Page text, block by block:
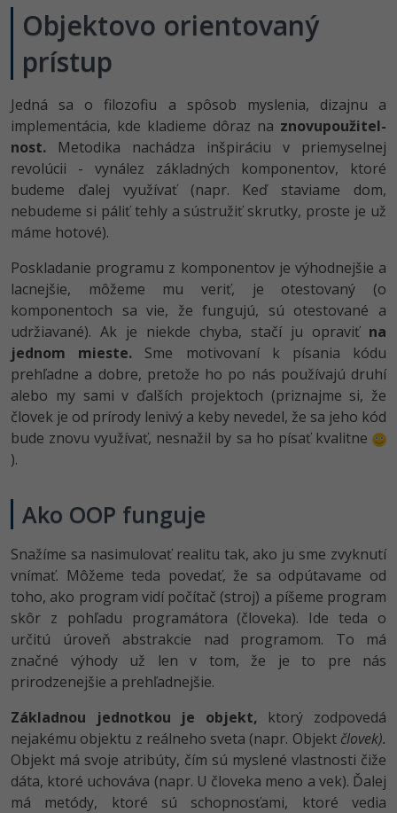
Objektovo orientovaný
prístup
Jedná sa o filozofiu a spôsob myslenia, dizajnu a
implementácia, kde kladieme dôraz na znovupoužitel­
nost. Metodika nachádza inšpiráciu v priemyselnej
revolúcii - vynález základných komponentov, ktoré
budeme ďalej využívať (napr. Keď staviame dom,
nebudeme si páliť tehly a sústružiť skrutky, proste je už
máme hotové).
Poskladanie programu z komponentov je výhodnejšie a
lacnejšie, môžeme mu veriť, je otestovaný (o
komponentoch sa vie, že fungujú, sú otestované a
udržiavané). Ak je niekde chyba, stačí ju opraviť na
jednom mieste. Sme motivovaní k písania kódu
prehľadne a dobre, pretože ho po nás používajú druhí
alebo my sami v ďalších projektoch (priznajme si, že
človek je od prírody lenivý a keby nevedel, že sa jeho kód
bude znovu využívať, nesnažil by sa ho písať kvalitne
).
Ako OOP funguje
Snažíme sa nasimulovať realitu tak, ako ju sme zvyknutí
vnímať. Môžeme teda povedať, že sa odpútavame od
toho, ako program vidí počítač (stroj) a píšeme program
skôr z pohľadu programátora (človeka). Ide teda o
určitú úroveň abstrakcie nad programom. To má
značné výhody už len v tom, že je to pre nás
prirodzenejšie a prehľadnejšie.
Základnou jednotkou je objekt, ktorý zodpovedá
nejakému objektu z reálneho sveta (napr. Objekt človek).
Objekt má svoje atribúty, čím sú myslené vlastnosti čiže
dáta, ktoré uchováva (napr. U človeka meno a vek). Ďalej
má metódy, ktoré sú schopnosťami, ktoré vedia